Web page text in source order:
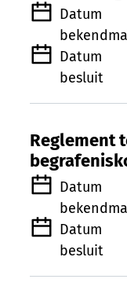
Datum
Datum
besluit
Reglement
Datum
Datum
besluit